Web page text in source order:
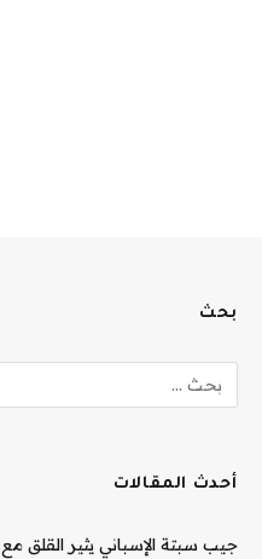
بحث
أحدث المقالات
جيب سبتة الإسباني يثير القلق